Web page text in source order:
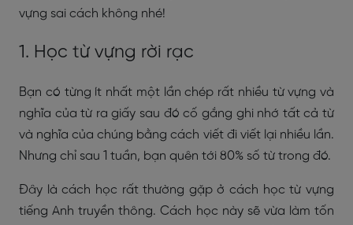
vựng sai cách không nhé!
1. Học từ vựng rời rạc
Bạn có từng ít nhất một lần chép rất nhiều từ vựng và
nghĩa của từ ra giấy sau đó cố gắng ghi nhớ tất cả từ
và nghĩa của chúng bằng cách viết đi viết lại nhiều lần.
Nhưng chỉ sau 1 tuần, bạn quên tới 80% số từ trong đó.
Đây là cách học rất thường gặp ở cách học từ vựng
tiếng Anh truyền thông. Cách học này sẽ vừa làm tốn